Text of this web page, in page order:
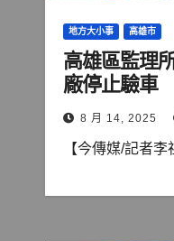
地方大小事 高雄市
高雄區監理
廠停止驗車
8 月 14, 2025
【今傳媒/記者